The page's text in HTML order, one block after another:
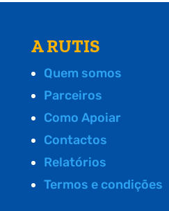
A RUTIS
Quem somos
Parceiros
Como Apoiar
Contactos
Relatórios
Termos e condições